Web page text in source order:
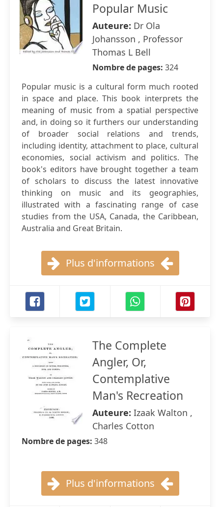
Popular Music
Auteure: Dr Ola
Johansson , Professor
Thomas L Bell
Nombre de pages: 324
Popular music is a cultural form much rooted
in space and place. This book interprets the
meaning of music from a spatial perspective
and, in doing so it furthers our understanding
of broader social relations and trends,
including identity, attachment to place, cultural
economies, social activism and politics. The
book's editors have brought together a team
of scholars to discuss the latest innovative
thinking on music and its geographies,
illustrated with a fascinating range of case
studies from the USA, Canada, the Caribbean,
Australia and Great Britain.
Plus d'informations
The Complete
Angler, Or,
Contemplative
Man's Recreation
Auteure: Izaak Walton ,
Charles Cotton
Nombre de pages: 348
Plus d'informations